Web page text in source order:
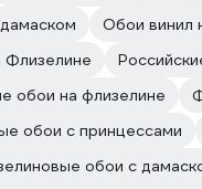
Обои винил
Флизелине
обои на флизелине
обои с принцессами
обои с